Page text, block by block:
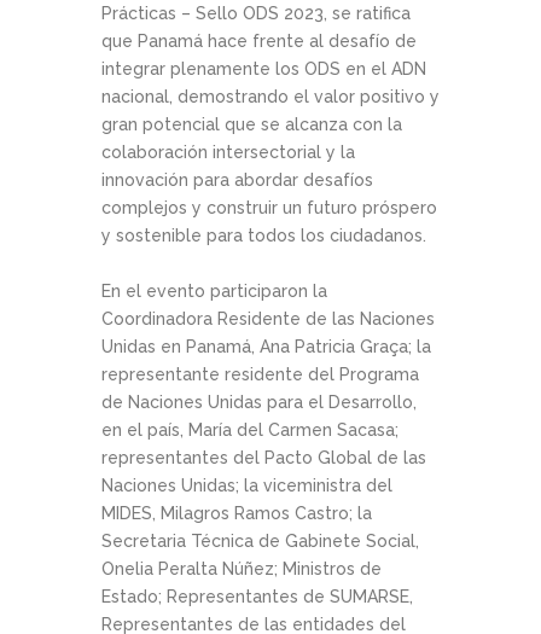
Prácticas – Sello ODS 2023, se ratifica
que Panamá hace frente al desafío de
integrar plenamente los ODS en el ADN
nacional, demostrando el valor positivo y
gran potencial que se alcanza con la
colaboración intersectorial y la
innovación para abordar desafíos
complejos y construir un futuro próspero
y sostenible para todos los ciudadanos.
En el evento participaron la
Coordinadora Residente de las Naciones
Unidas en Panamá, Ana Patricia Graça; la
representante residente del Programa
de Naciones Unidas para el Desarrollo,
en el país, María del Carmen Sacasa;
representantes del Pacto Global de las
Naciones Unidas; la viceministra del
MIDES, Milagros Ramos Castro; la
Secretaria Técnica de Gabinete Social,
Onelia Peralta Núñez; Ministros de
Estado; Representantes de SUMARSE,
Representantes de las entidades del